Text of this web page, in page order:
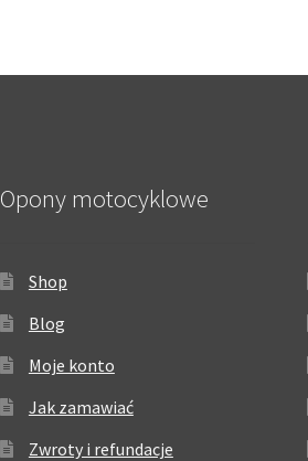
Opony motocyklowe
Shop
Blog
Moje konto
Jak zamawiać
Zwroty i refundacje